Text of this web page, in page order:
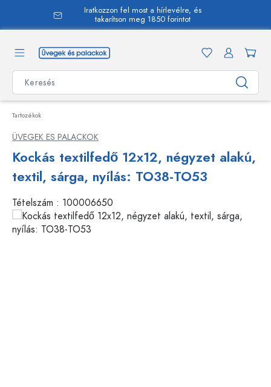
Iratkozzon fel most a hírlevélre, és
takarítson meg 1850 forintot
Tartozékok
ÜVEGEK ES PALACKOK
Kockás textilfedő 12x12, négyzet alakú,
textil, sárga, nyílás: TO38-TO53
Tételszám : 100006650